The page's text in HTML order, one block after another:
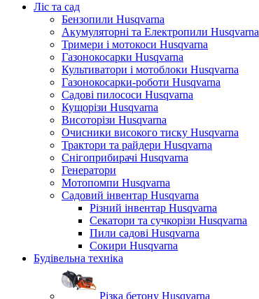
Ліс та сад
Бензопили Husqvarna
Акумуляторні та Електропили Husqvarna
Тримери і мотокоси Husqvarna
Газонокосарки Husqvarna
Культиватори і мотоблоки Husqvarna
Газонокосарки-роботи Husqvarna
Садові пилососи Husqvarna
Кущорізи Husqvarna
Висоторізи Husqvarna
Очисники високого тиску Husqvarna
Трактори та райдери Husqvarna
Снігоприбирачі Husqvarna
Генератори
Мотопомпи Husqvarna
Садовий інвентар Husqvarna
Різний інвентар Husqvarna
Секатори та сучкорізи Husqvarna
Пили садові Husqvarna
Сокири Husqvarna
Будівельна техніка
Різка бетону Husqvarna